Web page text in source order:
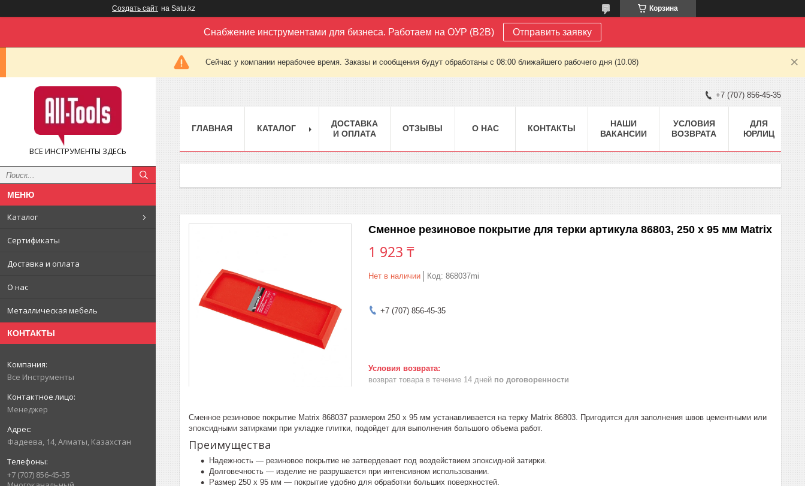
Создать сайт на Satu.kz Корзина
Снабжение инструментами для бизнеса. Работаем на ОУР (B2B) Отправить заявку
Сейчас у компании нерабочее время. Заказы и сообщения будут обработаны с 08:00 ближайшего рабочего дня (10.08)
ВСЕ ИНСТРУМЕНТЫ ЗДЕСЬ
Каталог
Сертификаты
Доставка и оплата
О нас
Металлическая мебель
КОНТАКТЫ
Все Инструменты
Менеджер
Фадеева, 14, Алматы, Казахстан
+7 (707) 856-45-35
+7 (707) 856-45-35
ГЛАВНАЯ КАТАЛОГ
ДОСТАВКА
И ОПЛАТА
ОТЗЫВЫ О НАС КОНТАКТЫ
НАШИ
ВАКАНСИИ
УСЛОВИЯ
ВОЗВРАТА
ДЛЯ
ЮРЛИЦ
Сменное резиновое покрытие для терки артикула 86803, 250 х 95 мм Matrix
1 923 ₸
Нет в наличии Код: 868037mi
+7 (707) 856-45-35
возврат товара в течение 14 дней по договоренности
Сменное резиновое покрытие Matrix 868037 размером 250 x 95 мм устанавливается на терку Matrix 86803. Пригодится для заполнения швов цементными или
эпоксидными затирками при укладке плитки, подойдет для выполнения большого объема работ.
Преимущества
Надежность — резиновое покрытие не затвердевает под воздействием эпоксидной затирки.
Долговечность — изделие не разрушается при интенсивном использовании.
Размер 250 x 95 мм — покрытие удобно для обработки больших поверхностей.